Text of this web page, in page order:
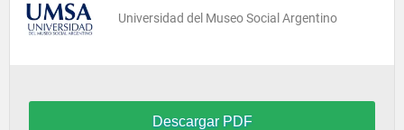
Universidad del Museo Social Argentino
Descargar PDF